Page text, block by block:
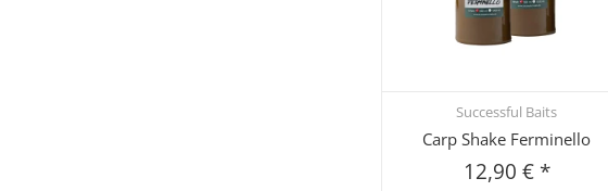
Schnellkauf
Successful Baits
Carp Shake Ferminello
12,90 € *